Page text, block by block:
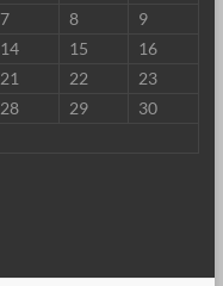
7 8
9
14 15
16
21 22
23
28 29
30